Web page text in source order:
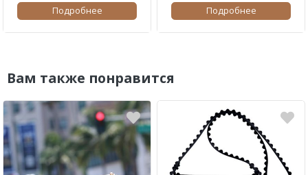
Подробнее Подробнее
Вам также понравится